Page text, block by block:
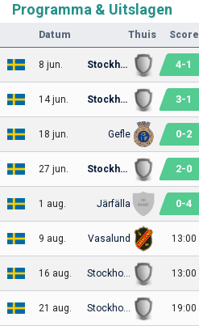
Programma & Uitslagen
Datum Thuis Score
8 jun. Stockholm 4-1
14 jun. Stockholm 3-1
18 jun. Gefle 0-2
27 jun. Stockholm 2-0
1 aug. Järfälla 0-4
9 aug. Vasalund 13:00
16 aug. Stockholm 13:00
21 aug. Stockholm 19:00